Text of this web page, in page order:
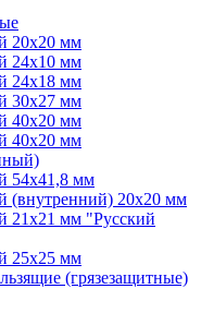
20х20 мм
24х10 мм
24х18 мм
30х27 мм
40х20 мм
40х20 мм
54х41,8 мм
(внутренний) 20х20 мм
21х21 мм "Русский
25х25 мм
(грязезащитные)